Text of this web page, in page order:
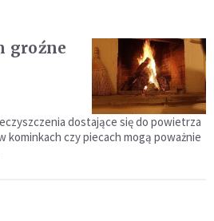
groźne
dostające się do powietrza
kominkach czy piecach mogą poważnie